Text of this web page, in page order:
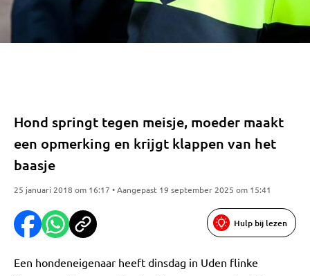
Hond springt tegen meisje, moeder maakt
een opmerking en krijgt klappen van het
baasje
25 januari 2018 om 16:17 • Aangepast 19 september 2025 om 15:41
Hulp bij lezen
Een hondeneigenaar heeft dinsdag in Uden flinke